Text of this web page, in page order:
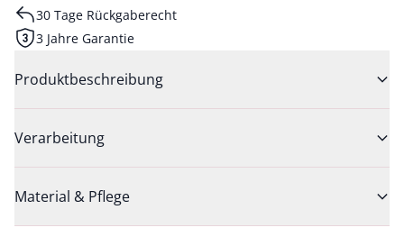
30 Tage Rückgaberecht
3 Jahre Garantie
Produktbeschreibung
Verarbeitung
Material & Pflege